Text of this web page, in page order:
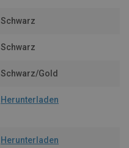
Schwarz
Schwarz
Schwarz/Gold
Herunterladen
Herunterladen